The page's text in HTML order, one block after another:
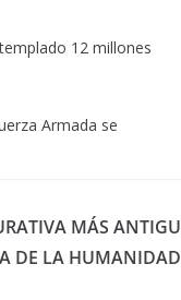
12 millones
Armada se
MÁS ANTIGU
A DE LA HUMANIDAD